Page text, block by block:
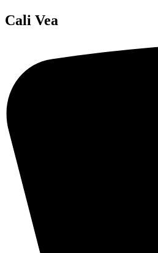
Cali Vea